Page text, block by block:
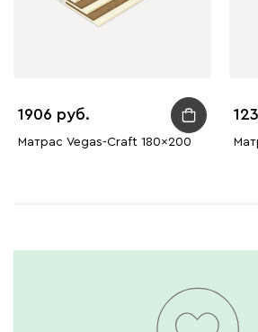
1906
Матрас Vegas-Craft 180x200